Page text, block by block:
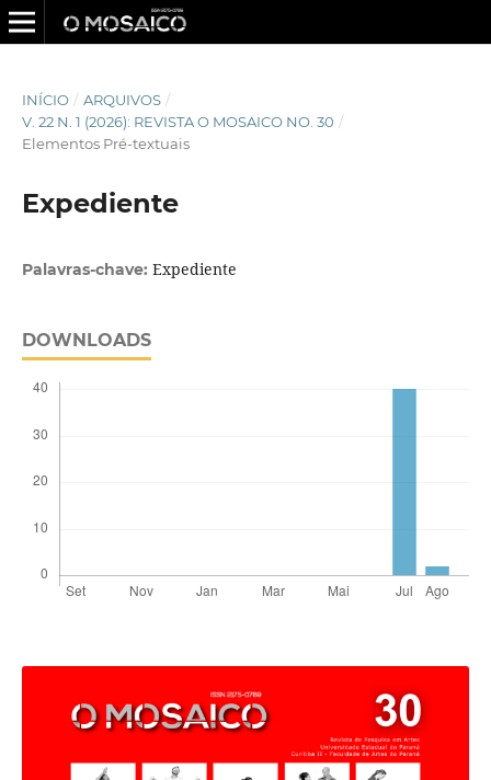
INÍCIO / ARQUIVOS /
V. 22 N. 1 (2026): REVISTA O MOSAICO NO. 30 /
Elementos Pré-textuais
Expediente
Palavras-chave: Expediente
DOWNLOADS